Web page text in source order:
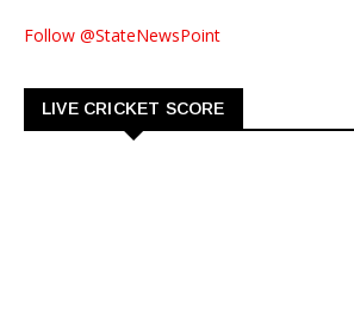
Follow @StateNewsPoint
LIVE CRICKET SCORE